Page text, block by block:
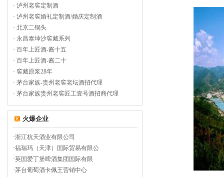
· 泸州老窖定制酒
· 泸州老窖婚礼定制酒/婚庆定制酒
· 北京二锅头
· 永昌泰坤沙窖藏系列
· 百年上匠酒-酱十五
· 百年上匠酒-酱二十
· 窖藏原浆28年
· 茅台家族-贵州老窖老坛酒招代理
· 茅台家族贵州老窖匠工壹号酒招商代理
火爆企业
·浙江杭天酒业有限公司
·福瑞玛（天津）国际贸易有限公
·英国爱丁堡啤酒集团国际有限
·茅台葡萄酒卡佩王营销中心